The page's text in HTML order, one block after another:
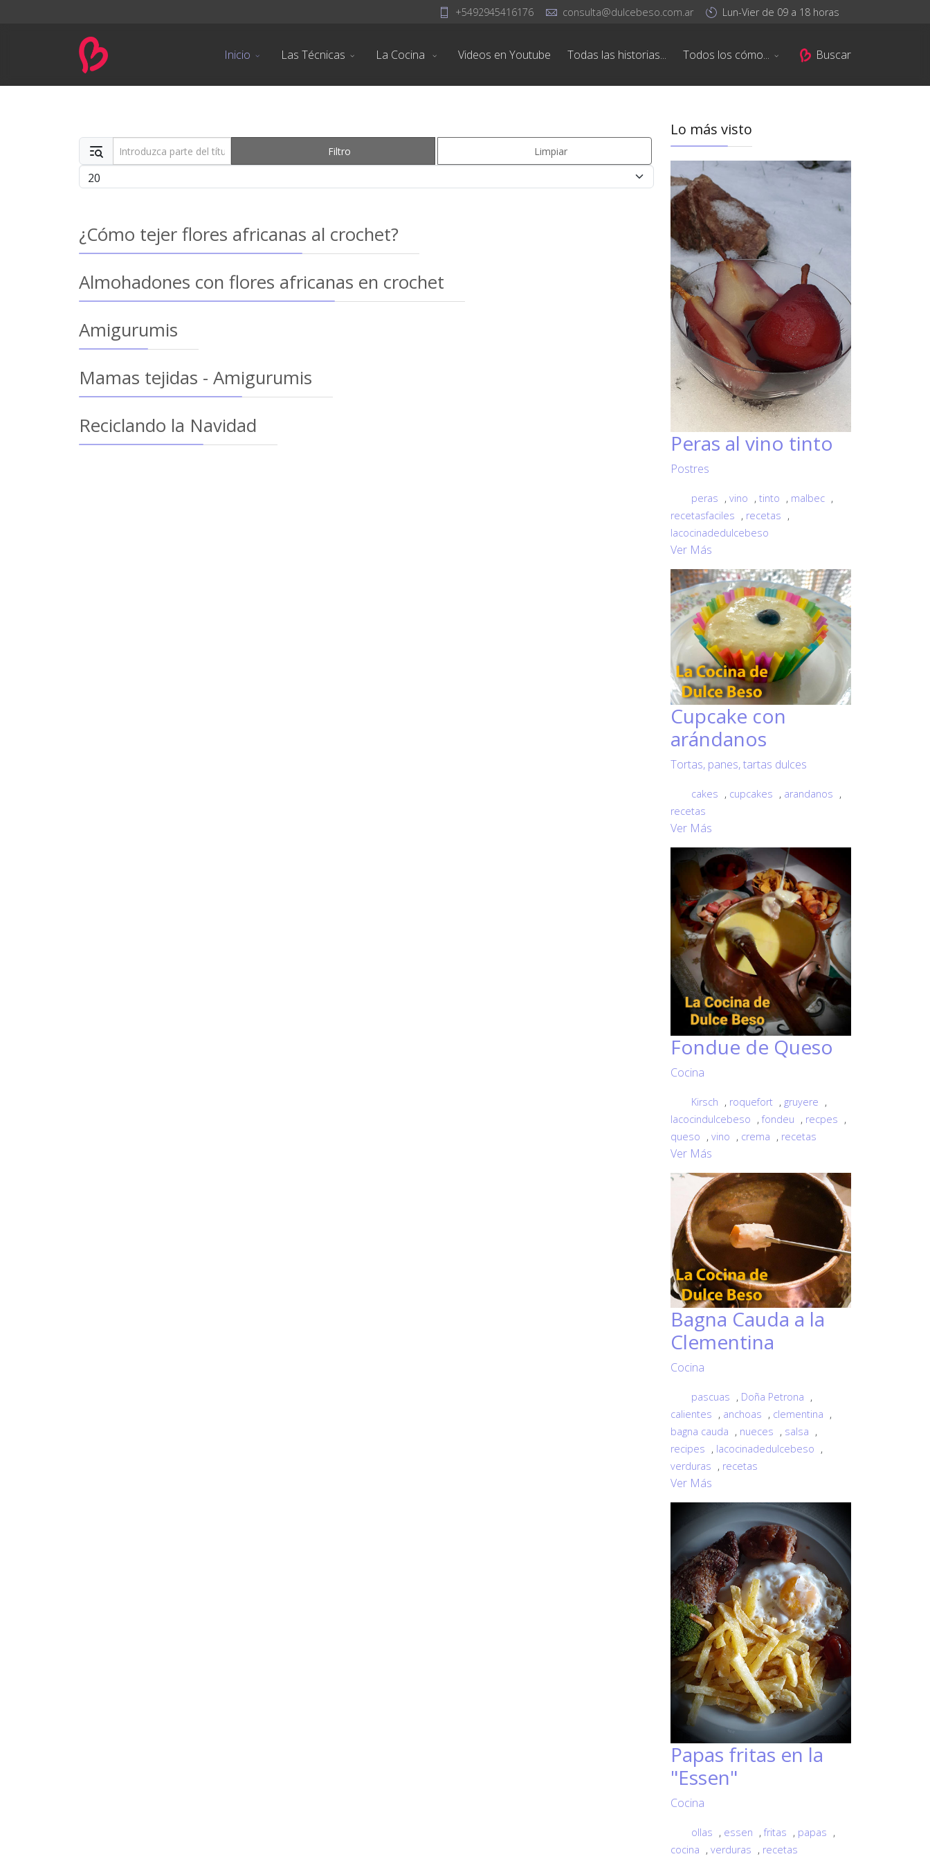
+5492945416176 consulta@dulcebeso.com.ar Lun-Vier de 09 a 18 horas
Inicio Las Técnicas La Cocina Videos en Youtube Todas las historias... Todos los cómo... Buscar
Introduzca parte del título Filtro Limpiar
Cantidad
¿Cómo tejer flores africanas al crochet?
Almohadones con flores africanas en crochet
Amigurumis
Mamas tejidas - Amigurumis
Reciclando la Navidad
Lo más visto
Peras al vino tinto
Postres
peras , vino , tinto , malbec ,
recetasfaciles , recetas ,
lacocinadedulcebeso
Ver Más
Cupcake con
arándanos
Tortas, panes, tartas dulces
cakes , cupcakes , arandanos ,
recetas
Ver Más
Fondue de Queso
Cocina
Kirsch , roquefort , gruyere ,
lacocindulcebeso , fondeu , recpes ,
queso , vino , crema , recetas
Ver Más
Bagna Cauda a la
Clementina
Cocina
pascuas , Doña Petrona ,
calientes , anchoas , clementina ,
bagna cauda , nueces , salsa ,
recipes , lacocinadedulcebeso ,
verduras , recetas
Ver Más
Papas fritas en la
"Essen"
Cocina
ollas , essen , fritas , papas ,
cocina , verduras , recetas